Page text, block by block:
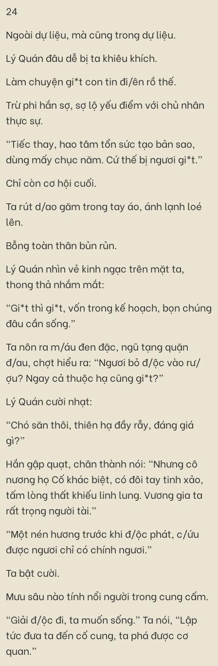
24
Ngoài dự liệu, mà cũng trong dự liệu.
Lý Quán đâu dễ bị ta khiêu khích.
Làm chuyện gi*t con tin đi/ên rồ thế.
Trừ phi hắn sợ, sợ lộ yếu điểm với chủ nhân
thực sự.
“Tiếc thay, hao tâm tổn sức tạo bản sao,
dùng mấy chục năm. Cứ thế bị ngươi gi*t.”
Chỉ còn cơ hội cuối.
Ta rút d/ao găm trong tay áo, ánh lạnh loé
lên.
Bỗng toàn thân bủn rủn.
Lý Quán nhìn vẻ kinh ngạc trên mặt ta,
thong thả nhắm mắt:
“Gi*t thì gi*t, vốn trong kế hoạch, bọn chúng
đâu cần sống.”
Ta nôn ra m/áu đen đặc, ngũ tạng quặn
đ/au, chợt hiểu ra: “Ngươi bỏ đ/ộc vào rư/
ợu? Ngay cả thuộc hạ cũng gi*t?”
Lý Quán cười nhạt:
“Chó săn thôi, thiên hạ đầy rẫy, đáng giá
gì?”
Hắn gập quạt, chân thành nói: “Nhưng cô
nương họ Cố khác biệt, có đôi tay tinh xảo,
tấm lòng thất khiếu linh lung. Vương gia ta
rất trọng người tài.”
“Một nén hương trước khi đ/ộc phát, c/ứu
được ngươi chỉ có chính ngươi.”
Ta bật cười.
Mưu sâu nào tính nổi người trong cung cấm.
“Giải đ/ộc đi, ta muốn sống.” Ta nói, “Lập
tức đưa ta đến cố cung, ta phá được cơ
quan.”